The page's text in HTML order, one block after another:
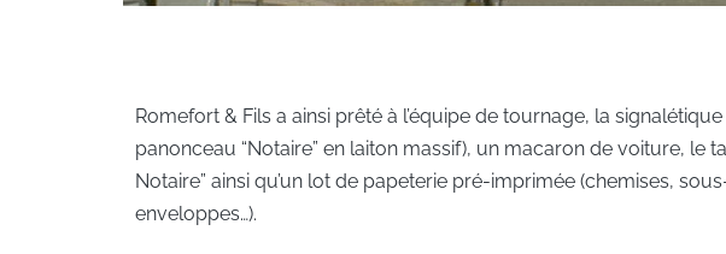
Romefort & Fils a ainsi prêté à l’équipe de tournage, la signalétique
panonceau “Notaire” en laiton massif), un macaron de voiture, le
Notaire” ainsi qu’un lot de papeterie pré-imprimée (chemises,
enveloppes…).